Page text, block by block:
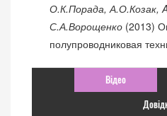
О.К.Порада, А.О.Козак,
С.А.Ворощенко (2013)
полупроводниковая
Відео